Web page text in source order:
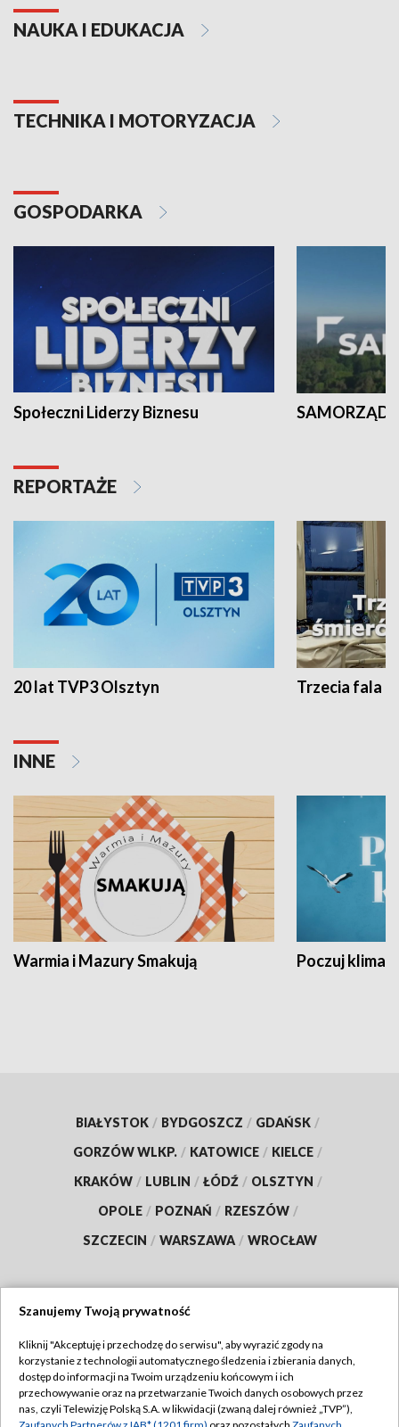
NAUKA I EDUKACJA
TECHNIKA I MOTORYZACJA
GOSPODARKA
Społeczni Liderzy Biznesu SAMORZĄD
REPORTAŻE
20 lat TVP3 Olsztyn Trzecia fala -
INNE
Warmia i Mazury Smakują Poczuj klimat
BIAŁYSTOK / BYDGOSZCZ / GDAŃSK /
GORZÓW WLKP. / KATOWICE / KIELCE /
KRAKÓW / LUBLIN / ŁÓDŹ / OLSZTYN /
OPOLE / POZNAŃ / RZESZÓW /
SZCZECIN / WARSZAWA / WROCŁAW
TVP
Abonament TVP
Emisja w TVP
Regulamin TVP
Szanujemy Twoją prywatność
Kliknij "Akceptuję i przechodzę do serwisu", aby wyrazić zgody na
korzystanie z technologii automatycznego śledzenia i zbierania danych,
dostęp do informacji na Twoim urządzeniu końcowym i ich
przechowywanie oraz na przetwarzanie Twoich danych osobowych przez
nas, czyli Telewizję Polską S.A. w likwidacji (zwaną dalej również „TVP”),